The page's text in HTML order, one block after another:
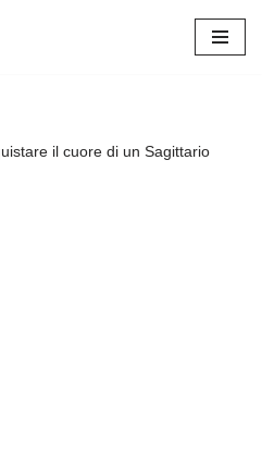
il cuore di un Sagittario